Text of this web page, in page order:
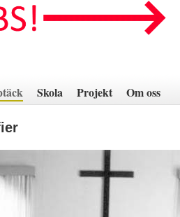
Skola Projekt Om oss